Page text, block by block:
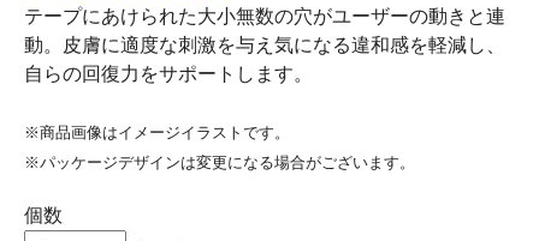
テープにあけられた大小無数の穴がユーザーの動きと連
動。皮膚に適度な刺激を与え気になる違和感を軽減し、
自らの回復力をサポートします。
※商品画像はイメージイラストです。
※パッケージデザインは変更になる場合がございます。
個数